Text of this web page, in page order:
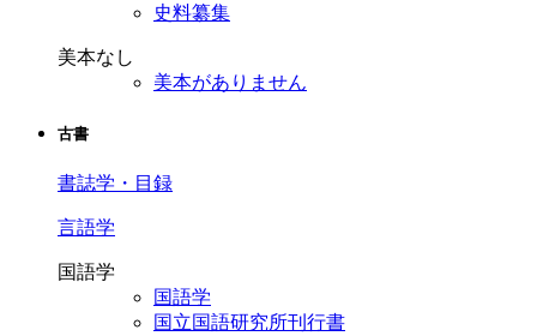
史料纂集
美本なし
美本がありません
古書
書誌学・目録
言語学
国語学
国語学
国立国語研究所刊行書